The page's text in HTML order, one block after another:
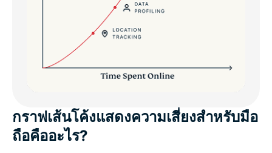
กราฟเส้นโค้งแสดงความเสี่ยงสำหรับมือ
ถือคืออะไร?